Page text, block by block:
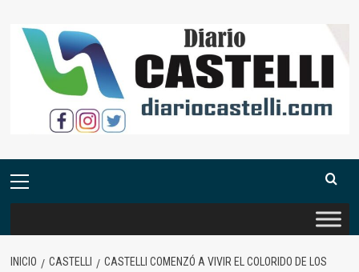
contenido
Menú
INICIO CASTELLI
CASTELLI COMENZÓ A VIVIR EL COLORIDO DE LOS